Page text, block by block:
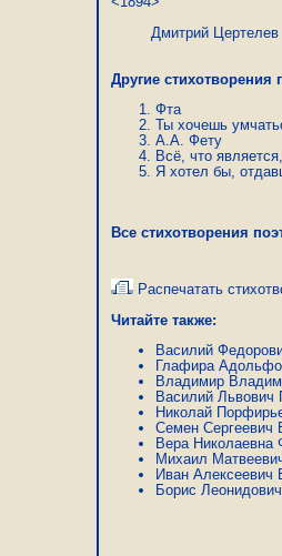
Дмитрий Цертелев
Другие стихотворения
Фта
Ты хочешь
А.А. Фету
Всё, что
Я хотел бы,
Все стихотворения
Распечатать
Читайте также:
Василий
Глафира
Владимир
Василий Львович
Николай
Семен Сергеевич
Вера Николаевна
Михаил
Иван Алексеевич
Борис